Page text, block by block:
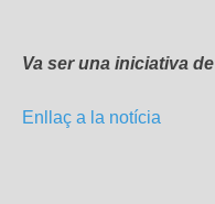
Va ser una iniciativa
Enllaç a la notícia